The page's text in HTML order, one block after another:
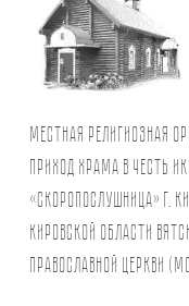
Местная религиозная
Приход храма в честь
«Скоропослушница» г.
Кировской области
Православной Церкви